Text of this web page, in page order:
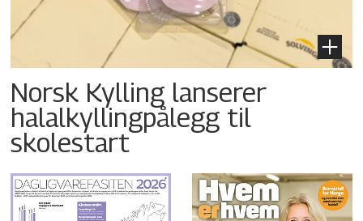
Norsk Kylling lanserer
halalkyllingpålegg til
skolestart